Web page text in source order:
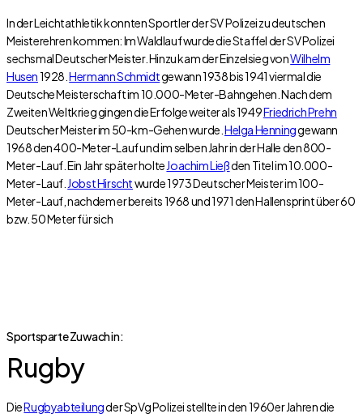
In der Leichtathletik konnten Sportler der SV Polizei zu deutschen
Meisterehren kommen: Im Waldlauf wurde die Staffel der SV Polizei
sechsmal Deutscher Meister. Hinzu kam der Einzelsieg vonWilhelm
Husen1928.Hermann Schmidtgewann 1938 bis 1941 viermal die
Deutsche Meisterschaft im 10.000-Meter-Bahngehen. Nach dem
Zweiten Weltkrieg gingen die Erfolge weiter als 1949Friedrich Prehn
Deutscher Meister im 50-km-Gehen wurde.Helga Henninggewann
1968 den 400-Meter-Lauf und im selben Jahr in der Halle den 800-
Meter-Lauf. Ein Jahr später holte Joachim Ließden Titel im 10.000-
Meter-Lauf. Jobst Hirschtwurde 1973 Deutscher Meister im 100-
Meter-Lauf, nachdem er bereits 1968 und 1971 den Hallensprint über 60
bzw. 50 Meter für sich
Sportsparte Zuwach in:
Rugby
DieRugbyabteilungder SpVg Polizei stellte in den 1960er Jahren die